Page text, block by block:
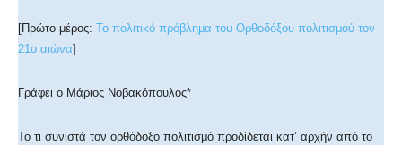
[Πρώτο μέρος: Το πολιτικό πρόβλημα του Ορθοδόξου πολιτισμού τον
21ο αιώνα]
Γράφει ο Μάριος Νοβακόπουλος*
Το τι συνιστά τον ορθόδοξο πολιτισμό προδίδεται κατ’ αρχήν από το